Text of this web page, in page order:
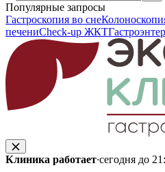
Популярные запросы
Гастроскопия во сне
печениCheck-up ЖКТ
Клиника работает·сегодня до